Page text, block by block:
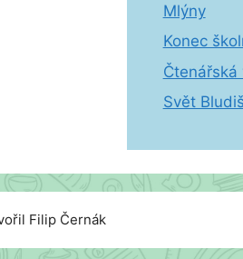
Mlýny
Konec
Čtenářská
Svět
Filip Černák